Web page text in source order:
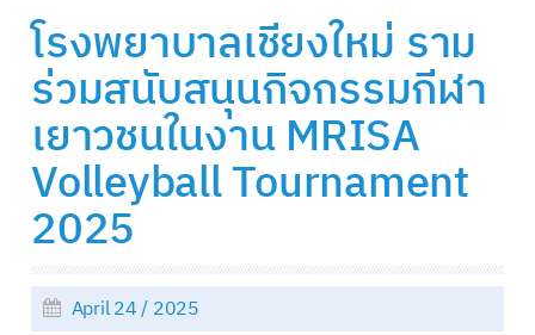
โรงพยาบาลเชียงใหม่ ราม
ร่วมสนับสนุนกิจกรรมกีฬา
เยาวชนในงาน MRISA
Volleyball Tournament
2025
April 24 / 2025